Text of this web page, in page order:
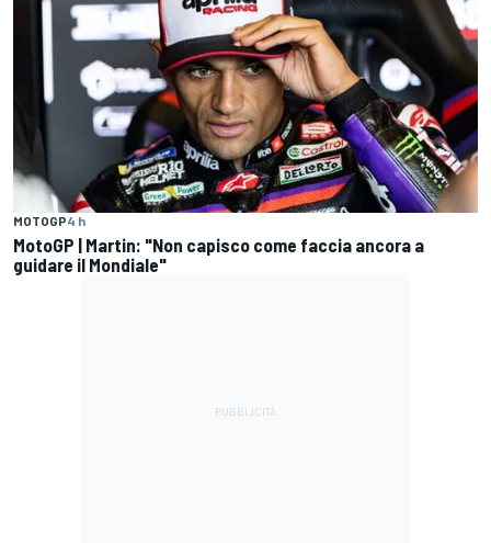
MOTOGP4 h
MotoGP | Martin: "Non capisco come faccia ancora a
guidare il Mondiale"